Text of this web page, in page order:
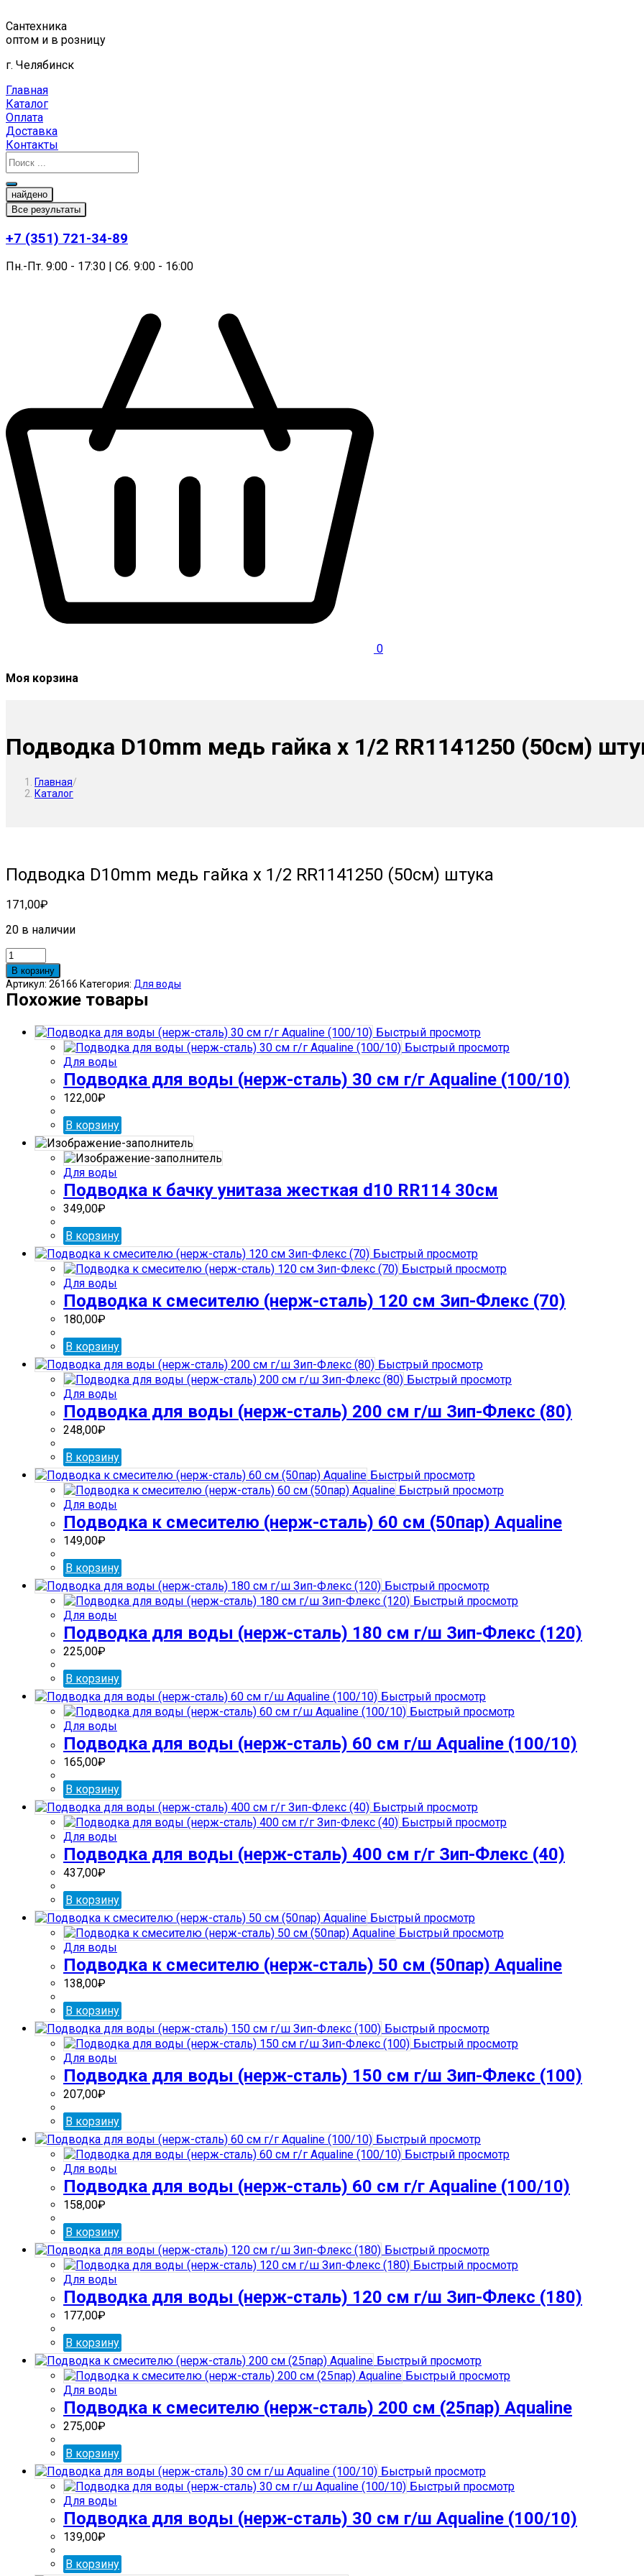
к
содержимому
Сантехника
оптом и в розницу
г. Челябинск
Главная
Каталог
Оплата
Доставка
Контакты
найдено
Все результаты
+7 (351) 721-34-89
Пн.-Пт. 9:00 - 17:30 | Сб. 9:00 - 16:00
0
Моя корзина
Подводка D10mm медь гайка х 1/2 RR1141250 (50см)
Главная/
Каталог
Подводка D10mm медь гайка х 1/2 RR1141250 (50см) штука
171,00₽
20 в наличии
Количество
товара
Подводка
D10mm
медь
RR1141250
В корзину
Артикул: 26166 Категория: Для воды
Похожие товары
Быстрый просмотр
Быстрый просмотр
Для воды
Подводка для воды (нерж-сталь) 30 см г/г Aqualine (100/10)
122,00₽
В корзину
Для воды
Подводка к бачку унитаза жесткая d10 RR114 30см
349,00₽
В корзину
Быстрый просмотр
Быстрый просмотр
Для воды
Подводка к смесителю (нерж-сталь) 120 см Зип-Флекс (70)
180,00₽
В корзину
Быстрый просмотр
Быстрый просмотр
Для воды
Подводка для воды (нерж-сталь) 200 см г/ш Зип-Флекс (80)
248,00₽
В корзину
Быстрый просмотр
Быстрый просмотр
Для воды
Подводка к смесителю (нерж-сталь) 60 см (50пар) Aqualine
149,00₽
В корзину
Быстрый просмотр
Быстрый просмотр
Для воды
Подводка для воды (нерж-сталь) 180 см г/ш Зип-Флекс (120)
225,00₽
В корзину
Быстрый просмотр
Быстрый просмотр
Для воды
Подводка для воды (нерж-сталь) 60 см г/ш Aqualine (100/10)
165,00₽
В корзину
Быстрый просмотр
Быстрый просмотр
Для воды
Подводка для воды (нерж-сталь) 400 см г/г Зип-Флекс (40)
437,00₽
В корзину
Быстрый просмотр
Быстрый просмотр
Для воды
Подводка к смесителю (нерж-сталь) 50 см (50пар) Aqualine
138,00₽
В корзину
Быстрый просмотр
Быстрый просмотр
Для воды
Подводка для воды (нерж-сталь) 150 см г/ш Зип-Флекс (100)
207,00₽
В корзину
Быстрый просмотр
Быстрый просмотр
Для воды
Подводка для воды (нерж-сталь) 60 см г/г Aqualine (100/10)
158,00₽
В корзину
Быстрый просмотр
Быстрый просмотр
Для воды
Подводка для воды (нерж-сталь) 120 см г/ш Зип-Флекс (180)
177,00₽
В корзину
Быстрый просмотр
Быстрый просмотр
Для воды
Подводка к смесителю (нерж-сталь) 200 см (25пар) Aqualine
275,00₽
В корзину
Быстрый просмотр
Быстрый просмотр
Для воды
Подводка для воды (нерж-сталь) 30 см г/ш Aqualine (100/10)
139,00₽
В корзину